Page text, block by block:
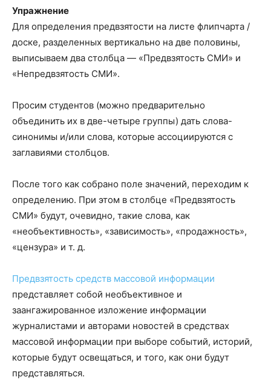
Упражнение
Для определения предвзятости на листе флипчарта /
доске, разделенных вертикально на две половины,
выписываем два столбца — «Предвзятость СМИ» и
«Непредвзятость СМИ».
Просим студентов (можно предварительно
объединить их в две-четыре группы) дать слова-
синонимы и/или слова, которые ассоциируются с
заглавиями столбцов.
После того как собрано поле значений, переходим к
определению. При этом в столбце «Предвзятость
СМИ» будут, очевидно, такие слова, как
«необъективность», «зависимость», «продажность»,
«цензура» и т. д.
Предвзятость средств массовой информации
представляет собой необъективное и
заангажированное изложение информации
журналистами и авторами новостей в средствах
массовой информации при выборе событий, историй,
которые будут освещаться, и того, как они будут
представляться.